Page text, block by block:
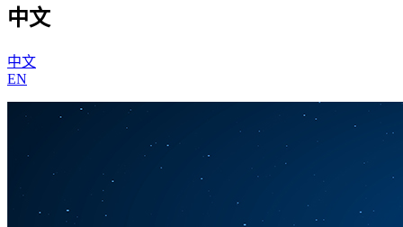
中文
中文
EN